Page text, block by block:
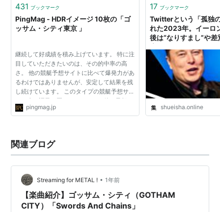
431 ブックマーク
PingMag - HDRイメージ 10枚の「ゴ
ッサム・シティ東京 」
継続して好成績を積み上げています。 特に注
目していただきたいのは、その的中率の高
さ。 他の競艇予想サイトに比べて爆発力があ
るわけではありませんが、安定して結果を残
し続けています。 このタイプの競艇予想サイ
トは少し調子が悪くなってもその後の予想
で、取り返す確率が高くなります。 ただし、
pingmag.jp
17 ブックマーク
Twitterという「孤独
れた2023年。イーロ
後は“なりすまし”や
Twitterは何を失った
ライン
shueisha.online
関連ブログ
Streaming for METAL ! • 1年前
【楽曲紹介】ゴッサム・シティ（GOTHAM
CITY）「Swords And Chains」